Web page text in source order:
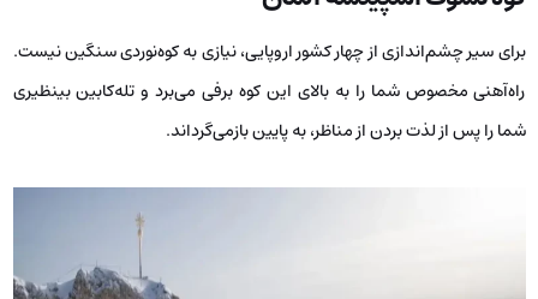
برای سیر چشم‌اندازی از چهار کشور اروپایی، نیازی به کوه‌نوردی سنگین نیست.
راه‌آهنی مخصوص شما را به بالای این کوه برفی می‌برد و تله‌کابین بینظیری
شما را پس از لذت بردن از مناظر، به پایین بازمی‌گرداند.